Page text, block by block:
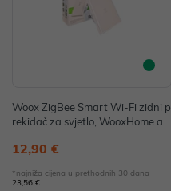
Woox ZigBee Smart Wi-Fi zidni p
rekidač za svjetlo, WooxHome ap
12,90 €
*najniža cijena u prethodnih 30 dana
23,56 €